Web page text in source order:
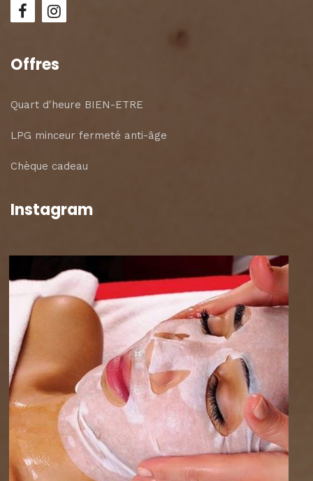
Offres
Quart d'heure BIEN-ETRE
LPG minceur fermeté anti-âge
Chèque cadeau
Instagram